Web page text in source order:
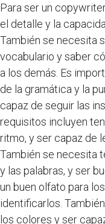
Para ser un
el detalle y la
También se necesita
vocabulario y saber
a los demás. Es
de la gramática y la
capaz de seguir las
requisitos incluyen
ritmo, y ser capaz de
También se necesita
y las palabras, y ser
un buen olfato para
identificarlos.
los colores y ser